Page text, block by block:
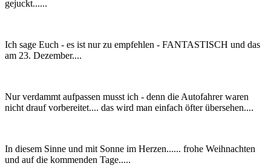
gejuckt......
Ich sage Euch - es ist nur zu empfehlen - FANTASTISCH und das
am 23. Dezember....
Nur verdammt aufpassen musst ich - denn die Autofahrer waren
nicht drauf vorbereitet.... das wird man einfach öfter übersehen....
In diesem Sinne und mit Sonne im Herzen...... frohe Weihnachten
und auf die kommenden Tage.....